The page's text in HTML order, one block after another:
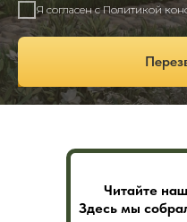
Я согласен с Политикой
Читайте
Здесь мы